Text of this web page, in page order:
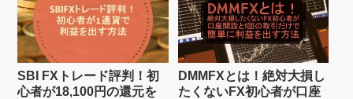
SBI FXトレード評判！初
心者が18,100円の還元を
DMMFXとは！絶対大損し
たくないFX初心者が口座